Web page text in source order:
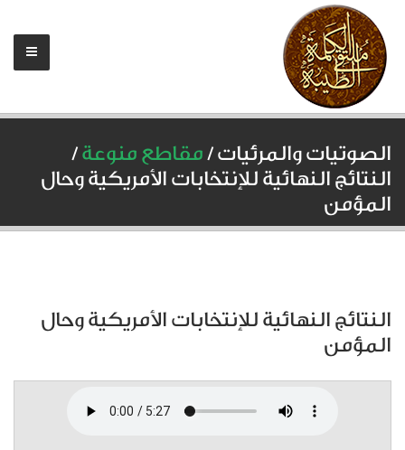
الصوتيات والمرئيات /مقاطع منوعة/
النتائج النهائية للإنتخابات الأمريكية وحال
المؤمن
النتائج النهائية للإنتخابات الأمريكية وحال
المؤمن